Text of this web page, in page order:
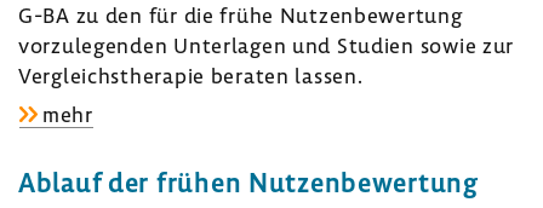
G-BA zu den für die frühe Nutzen­be­wer­tung
vorzu­le­genden Unter­lagen und Studien sowie zur
Vergleichs­the­rapie beraten lassen.
mehrzu:
ma­
Ablauf der frühen Nutzen­be­wer­tung